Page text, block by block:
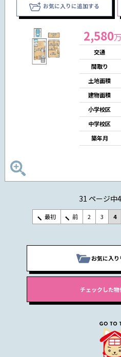
お気に入りに追加する
2,580
交通
間取り
土地面積
建物面積
小学校区
中学校区
築年月
31 ページ中
最初 前 2 3 4
お気に入